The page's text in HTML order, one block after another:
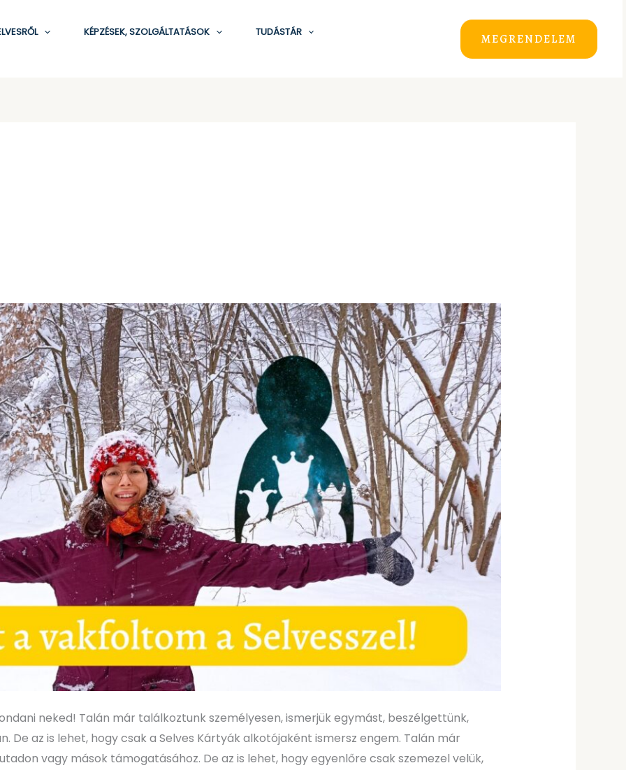
KÉPZÉSEK, SZOLGÁLTATÁSOK
TUDÁSTÁR
MEGRENDELEM
neked! Talán már találkoztunk személyesen, ismerjük egymást, beszélgettünk,
De az is lehet, hogy csak a Selves Kártyák alkotójaként ismersz engem. Talán már
vagy mások támogatásához. De az is lehet, hogy egyenlőre csak szemezel velük,